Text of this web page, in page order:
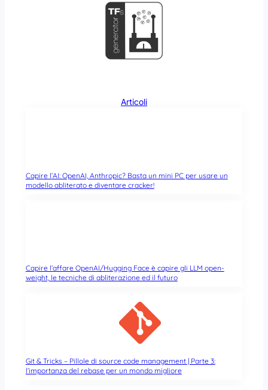
Articoli
Capire l’AI: OpenAI, Anthropic? Basta un mini PC per usare un
modello abliterato e diventare cracker!
Capire l’affare OpenAI/Hugging Face è capire gli LLM open-
weight, le tecniche di abliterazione ed il futuro
Git & Tricks – Pillole di source code management | Parte 3:
l’importanza del rebase per un mondo migliore